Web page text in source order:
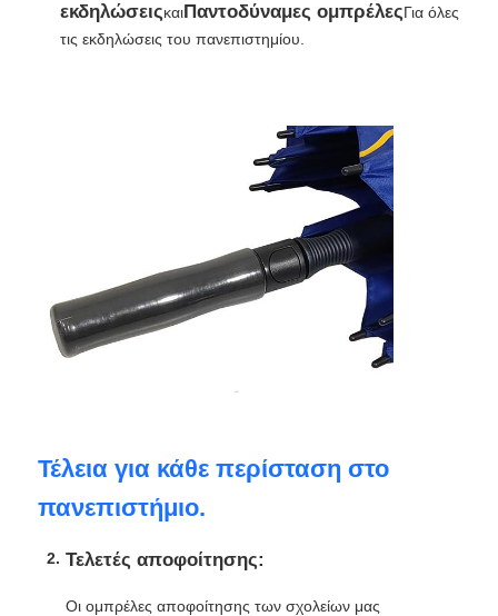
εκδηλώσειςκαιΠαντοδύναμες ομπρέλεςΓια όλες
τις εκδηλώσεις του πανεπιστημίου.
Τέλεια για κάθε περίσταση στο
πανεπιστήμιο.
Τελετές αποφοίτησης:
Οι ομπρέλες αποφοίτησης των σχολείων μας